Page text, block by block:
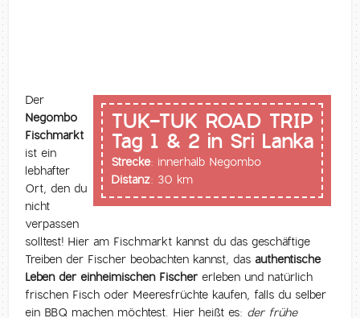
TUK-TUK ROAD TRIP
Tag 1 & 2 in Sri Lanka
Strecke: innerhalb Negombo
Distanz: 30 km
Der
Negombo
Fischmarkt
ist ein
lebhafter
Ort, den du
nicht
verpassen
solltest! Hier am Fischmarkt kannst du das geschäftige
Treiben der Fischer beobachten kannst, dasauthentische
Leben der einheimischen Fischer erleben und natürlich
frischen Fisch oder Meeresfrüchte kaufen, falls du selber
ein BBQ machen möchtest. Hier heißt es: der frühe